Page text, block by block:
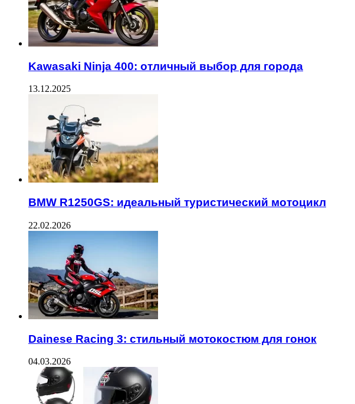
Kawasaki Ninja 400: отличный выбор для города
13.12.2025
BMW R1250GS: идеальный туристический мотоцикл
22.02.2026
Dainese Racing 3: стильный мотокостюм для гонок
04.03.2026